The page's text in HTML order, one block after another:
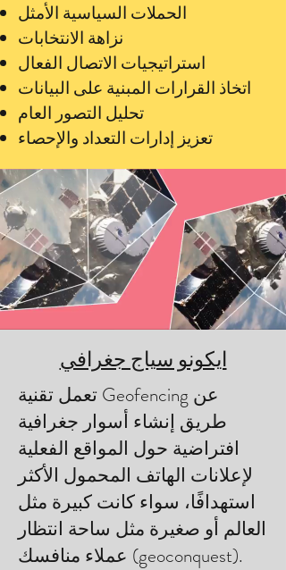
الحملات السياسية الأمثل
نزاهة الانتخابات
استراتيجيات الاتصال الفعال
اتخاذ القرارات المبنية على البيانات
تحليل التصور العام
تعزيز إدارات التعداد والإحصاء
ايكونو سياج جغرافي
تعمل تقنية Geofencing عن
طريق إنشاء أسوار جغرافية
افتراضية حول المواقع الفعلية
لإعلانات الهاتف المحمول الأكثر
استهدافًا، سواء كانت كبيرة مثل
العالم أو صغيرة مثل ساحة انتظار
عملاء منافسك (geoconquest).